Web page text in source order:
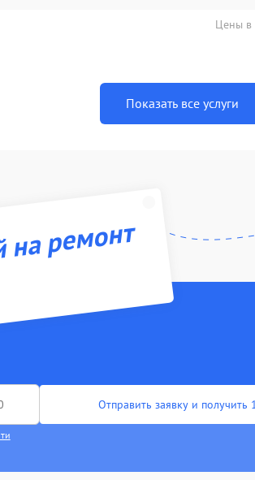
Цены в
Показать все услуги
ремонт
Отправить заявку и получить